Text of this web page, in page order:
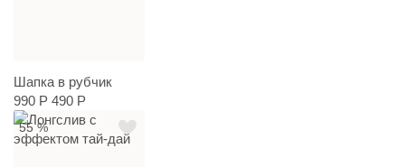
Шапка в рубчик
990 Р 490 Р
55 %